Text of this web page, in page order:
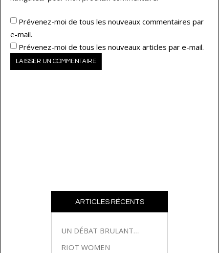
Prévenez-moi de tous les nouveaux commentaires par
e-mail.
Prévenez-moi de tous les nouveaux articles par e-mail.
ARTICLES RÉCENTS
UN DÉBAT BRULANT…
RIOT WOMEN